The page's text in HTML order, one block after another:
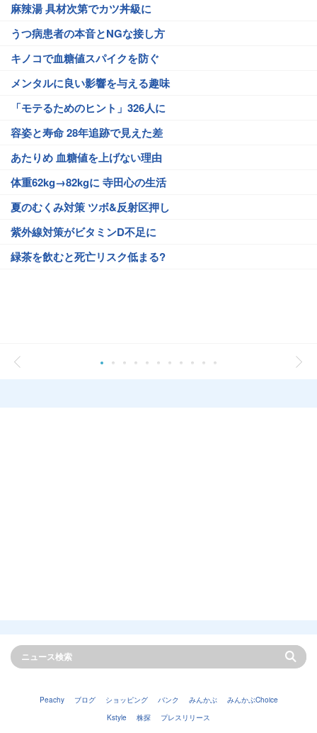
麻辣湯 具材次第でカツ丼級に
うつ病患者の本音とNGな接し方
キノコで血糖値スパイクを防ぐ
メンタルに良い影響を与える趣味
「モテるためのヒント」326人に
容姿と寿命 28年追跡で見えた差
あたりめ 血糖値を上げない理由
体重62kg→82kgに 寺田心の生活
夏のむくみ対策 ツボ&反射区押し
紫外線対策がビタミンD不足に
緑茶を飲むと死亡リスク低まる?
Peachy ブログ ショッピング バンク みんかぶ
みんかぶChoice
Kstyle
株探 プレスリリース